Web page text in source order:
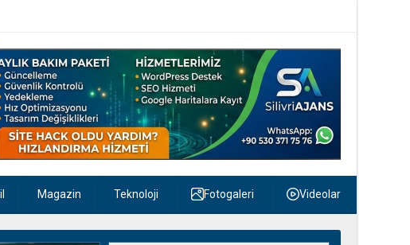
Magazin Teknoloji Fotogaleri Videolar